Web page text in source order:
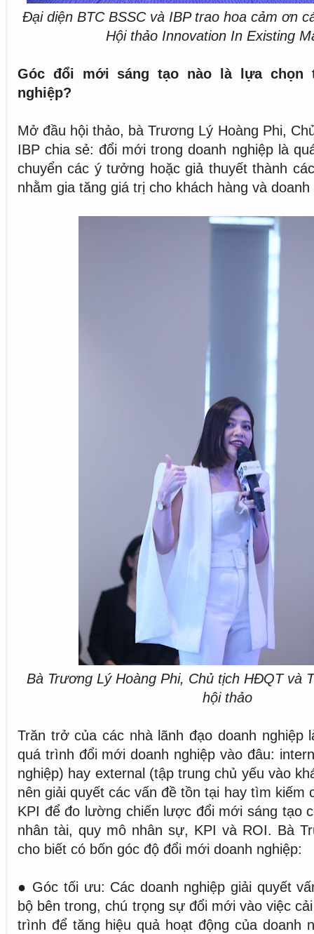
Đại diện BTC BSSC và IBP trao hoa cảm ơn
Hội thảo Innovation In Existing
Góc đổi mới sáng tạo nào là lựa chọn
nghiệp?
Mở đầu hội thảo, bà Trương Lý Hoàng Phi,
IBP chia sẻ: đổi mới trong doanh nghiệp là
chuyển các ý tưởng hoặc giả thuyết thành
nhằm gia tăng giá trị cho khách hàng và doanh
Bà Trương Lý Hoàng Phi, Chủ tịch HĐQT và
hội thảo
Trăn trở của các nhà lãnh đạo doanh nghiệp
quá trình đổi mới doanh nghiệp vào đâu:
nghiệp) hay external (tập trung chủ yếu vào
nên giải quyết các vấn đề tồn tại hay tìm kiếm
KPI để đo lường chiến lược đổi mới sáng tạo
nhân tài, quy mô nhân sự, KPI và ROI. Bà
cho biết có bốn góc độ đổi mới doanh nghiệp:
● Góc tối ưu: Các doanh nghiệp giải quyết
bộ bên trong, chú trọng sự đổi mới vào việc
trình để tăng hiệu quả hoạt động của doanh